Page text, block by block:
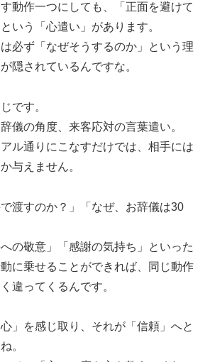
動作一つにしても、「正面を避けて
いう「心遣い」があります。
必ず「なぜそうするのか」という理
隠されているんですな。
です。
儀の角度、来客応対の言葉遣い。
ル通りにこなすだけでは、相手には
与えません。
で渡すのか？」「なぜ、お辞儀は30
の敬意」「感謝の気持ち」といった
動に乗せることができれば、同じ動作
違ってくるんです。
」を感じ取り、それが「信頼」へと
。